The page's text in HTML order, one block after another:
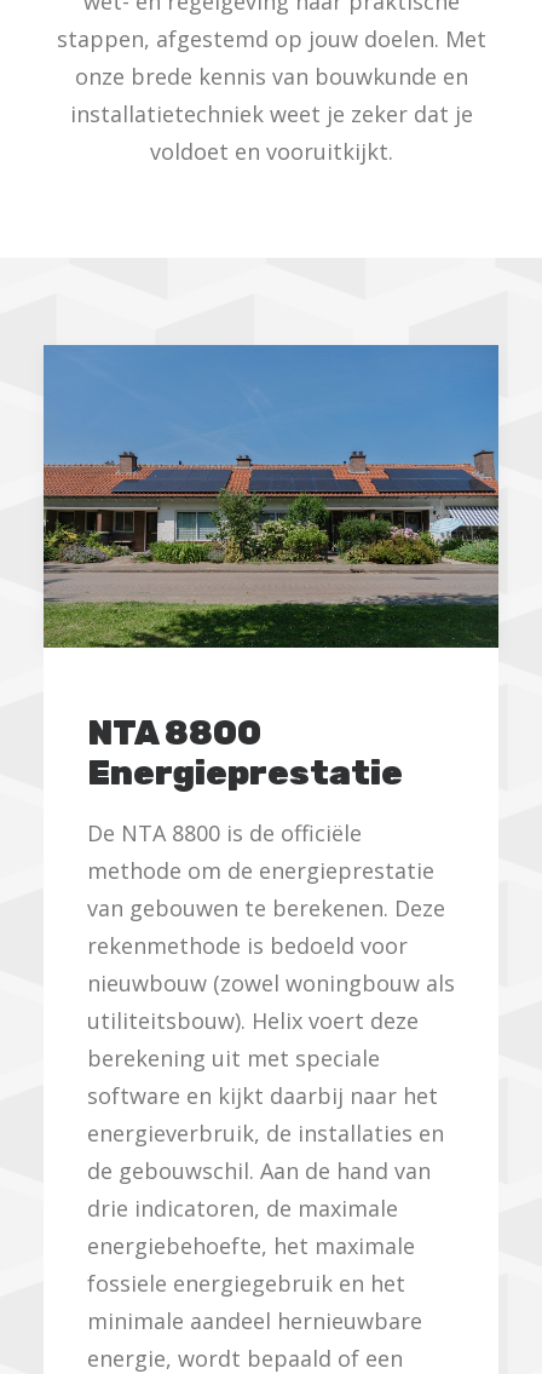
stappen, afgestemd op jouw doelen. Met
onze brede kennis van bouwkunde en
installatietechniek weet je zeker dat je
voldoet en vooruitkijkt.
NTA 8800
Energieprestatie
De NTA 8800 is de officiële
methode om de energieprestatie
van gebouwen te berekenen. Deze
rekenmethode is bedoeld voor
nieuwbouw (zowel woningbouw als
utiliteitsbouw). Helix voert deze
berekening uit met speciale
software en kijkt daarbij naar het
energieverbruik, de installaties en
de gebouwschil. Aan de hand van
drie indicatoren, de maximale
energiebehoefte, het maximale
fossiele energiegebruik en het
minimale aandeel hernieuwbare
energie, wordt bepaald of een